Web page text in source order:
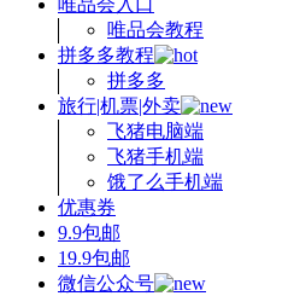
唯品会入口
唯品会教程
拼多多教程
拼多多
旅行|机票|外卖
飞猪电脑端
飞猪手机端
饿了么手机端
优惠券
9.9包邮
19.9包邮
微信公众号